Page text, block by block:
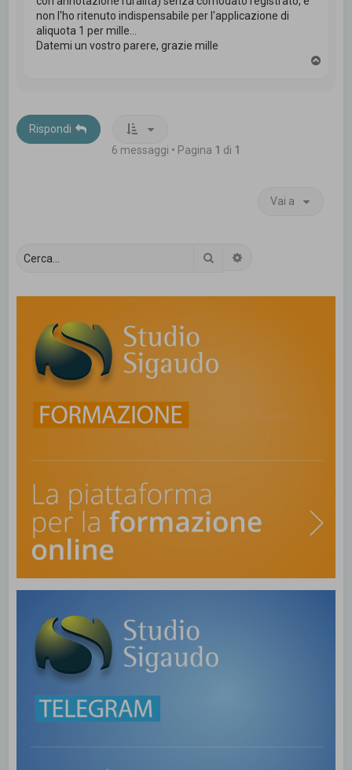
non l'ho ritenuto indispensabile per l'applicazione di
aliquota 1 per mille...
Datemi un vostro parere, grazie mille
Rispondi
6 messaggi • Pagina 1 di 1
Vai a
Cerca